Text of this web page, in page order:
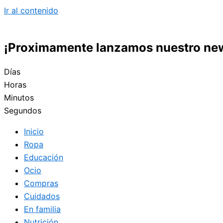
Ir al contenido
¡Proximamente lanzamos nuestro
Días
Horas
Minutos
Segundos
Inicio
Ropa
Educación
Ocio
Compras
Cuidados
En familia